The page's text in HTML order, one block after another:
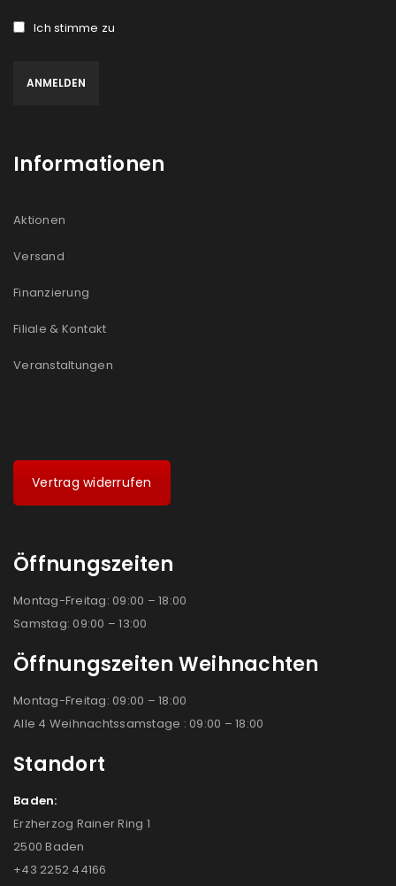
Ich stimme zu
Informationen
Aktionen
Versand
Finanzierung
Filiale & Kontakt
Veranstaltungen
Vertrag widerrufen
Öffnungszeiten
Montag-Freitag: 09:00 – 18:00
Samstag: 09:00 – 13:00
Öffnungszeiten Weihnachten
Montag-Freitag: 09:00 – 18:00
Alle 4 Weihnachtssamstage : 09:00 – 18:00
Standort
Baden:
Erzherzog Rainer Ring 1
2500 Baden
+43 2252 44166